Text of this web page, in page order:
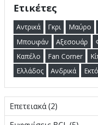
Ετικέτες
Αντρικά Γκρι Μαύρο
Μπουφάν
Αξεσουάρ
Καπέλο
Fan Corner
Ελλάδος
Ανδρικά
Eπετειακά (2)